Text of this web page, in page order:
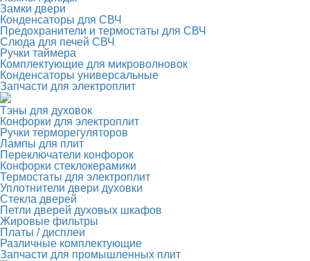
Замки двери
Конденсаторы для СВЧ
Предохранители и термостаты для СВЧ
Слюда для печей СВЧ
Ручки таймера
Комплектующие для микроволновок
Конденсаторы универсальные
Запчасти для электроплит
Тэны для духовок
Конфорки для электроплит
Ручки терморегуляторов
Лампы для плит
Переключатели конфорок
Конфорки стеклокерамики
Термостаты для электроплит
Уплотнители двери духовки
Стекла дверей
Петли дверей духовых шкафов
Жировые фильтры
Платы / дисплеи
Различные комплектующие
Запчасти для промышленных плит